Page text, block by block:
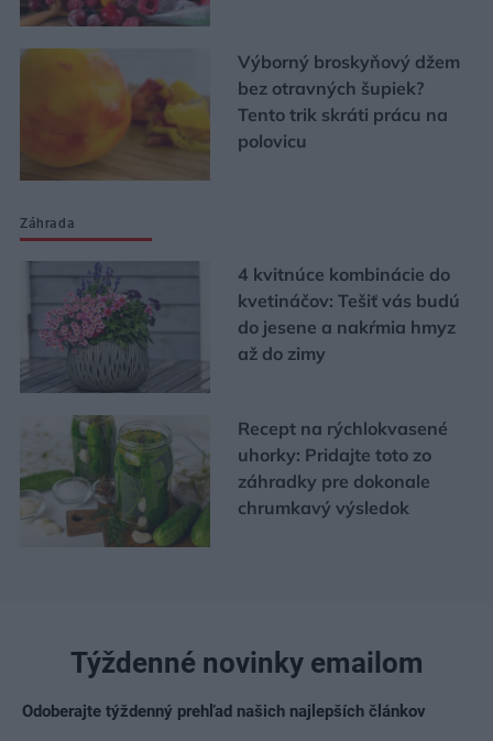
Výborný broskyňový džem
bez otravných šupiek?
Tento trik skráti prácu na
polovicu
Záhrada
4 kvitnúce kombinácie do
kvetináčov: Tešiť vás budú
do jesene a nakŕmia hmyz
až do zimy
Recept na rýchlokvasené
uhorky: Pridajte toto zo
záhradky pre dokonale
chrumkavý výsledok
Týždenné novinky emailom
Odoberajte týždenný prehľad našich najlepších článkov